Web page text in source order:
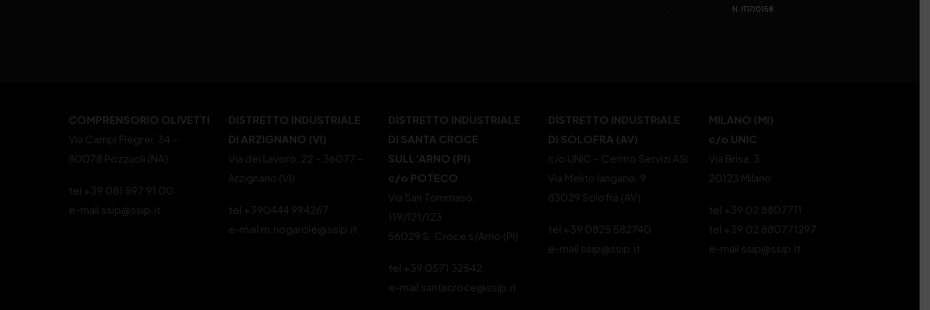
. N. IT17/0158
COMPRENSORIO OLIVETTI
Via Campi Flegrei, 34 –
80078 Pozzuoli (NA)
tel +39 081 597 91 00
e-mail ssip@ssip.it
DISTRETTO INDUSTRIALE
DI ARZIGNANO (VI)
Via del Lavoro, 22 – 36077 –
Arzignano (VI)
tel +390444 994267
e-mail m.nogarole@ssip.it
DISTRETTO INDUSTRIALE
DI SANTA CROCE
SULL’ARNO (PI)
c/o POTECO
Via San Tommaso,
119/121/123
56029 S. Croce s/Arno (PI)
tel +39 0571 32542
e-mail santacroce@ssip.it
DISTRETTO INDUSTRIALE
DI SOLOFRA (AV)
c/o UNIC – Centro Servizi ASI
Via Melito Iangano, 9
83029 Solofra (AV)
tel +39 0825 582740
e-mail ssip@ssip.it
MILANO (MI)
c/o UNIC
Via Brisa, 3
20123 Milano
tel +39 02 8807711
tel +39 02 880771297
e-mail ssip@ssip.it